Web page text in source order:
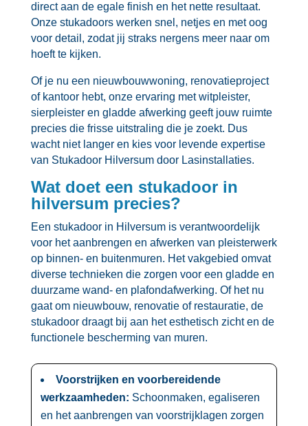
direct aan de egale finish en het nette resultaat.​
Onze stukadoors werken snel, netjes en met oog
voor detail, zodat jij straks nergens meer naar om
hoeft te kijken.​
Of je nu een nieuwbouwwoning, renovatieproject
of kantoor hebt, onze ervaring met witpleister,
sierpleister en gladde afwerking geeft jouw ruimte
precies die frisse uitstraling die je zoekt.​ Dus
wacht niet langer en kies voor levende expertise
van Stukadoor Hilversum door Lasinstallaties.​
Wat doet een stukadoor in
hilversum precies?
Een stukadoor in Hilversum is verantwoordelijk
voor het aanbrengen en afwerken van pleisterwerk
op binnen- en buitenmuren.​ Het vakgebied omvat
diverse technieken die zorgen voor een gladde en
duurzame wand- en plafondafwerking.​ Of het nu
gaat om nieuwbouw, renovatie of restauratie, de
stukadoor draagt bij aan het esthetisch zicht en de
functionele bescherming van muren.​
Voorstrijken en voorbereidende
werkzaamheden: Schoonmaken, egaliseren
en het aanbrengen van voorstrijklagen zorgen